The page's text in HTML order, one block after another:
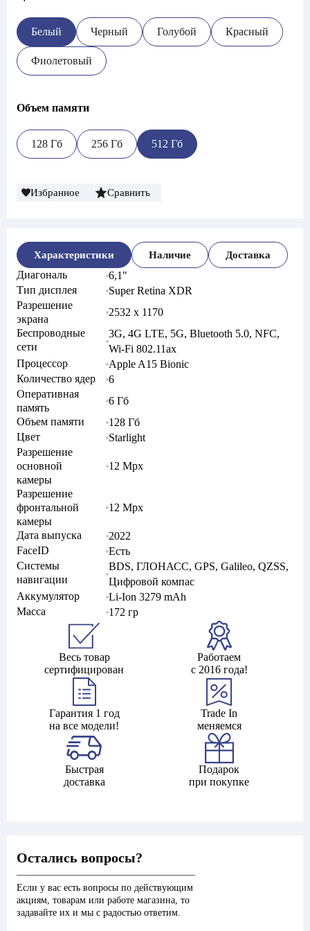
Белый Черный Голубой Красный
Фиолетовый
Объем памяти
128 Гб 256 Гб 512 Гб
Избранное Сравнить
Характеристики Наличие Доставка
Диагональ
6,1"
Тип дисплея
Super Retina XDR
Разрешение
экрана
2532 x 1170
Беспроводные
сети
3G, 4G LTE, 5G, Bluetooth 5.0, NFC,
Wi-Fi 802.11ax
Процессор
Apple A15 Bionic
Количество ядер
6
Оперативная
память
6 Гб
Объем памяти
128 Гб
Цвет
Starlight
Разрешение
основной
камеры
12 Mpx
Разрешение
фронтальной
камеры
12 Mpx
Дата выпуска
2022
FaceID
Есть
Системы
навигации
BDS, ГЛОНАСС, GPS, Galileo, QZSS,
Цифровой компас
Аккумулятор
Li-Ion 3279 mAh
Масса
172 гр
Весь товар
сертифицирован
Работаем
с 2016 года!
Гарантия 1 год
на все модели!
Trade In
меняемся
Быстрая
доставка
Подарок
при покупке
Остались вопросы?
Если у вас есть вопросы по действующим
акциям, товарам или работе магазина, то
задавайте их и мы с радостью ответим.